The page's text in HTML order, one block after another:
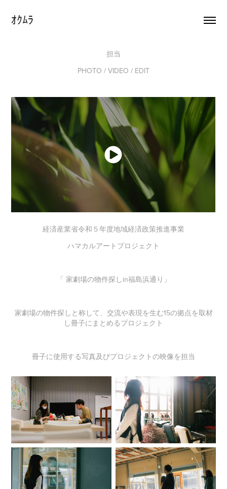
ｵｸﾑﾗ
担当
PHOTO / VIDEO / EDIT
経済産業省令和５年度地域経済政策推進事業
ハマカルアートプロジェクト
「 家劇場の物件探しin福島浜通り」
家劇場の物件探しと称して、交流や表現を生む15の拠点を取材
し冊子にまとめるプロジェクト
冊子に使用する写真及びプロジェクトの映像を担当